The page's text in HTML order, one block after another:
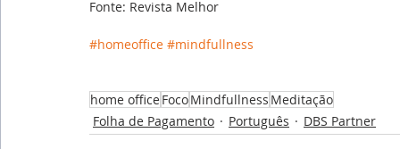
Fonte: Revista Melhor
#homeoffice #mindfullness
home officeFocoMindfullness Meditação
Folha de Pagamento
Português DBS Partner